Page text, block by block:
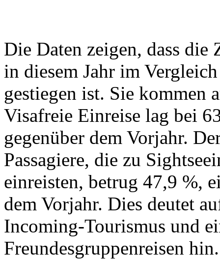
Die Daten zeigen, dass die
in diesem Jahr im
gestiegen ist. Sie kommen
Visafreie Einreise lag bei
gegenüber dem Vorjahr.
Passagiere, die zu
einreisten, betrug 47,9 %,
dem Vorjahr. Dies deutet
Incoming-Tourismus und
Freundesgruppenreisen hin.